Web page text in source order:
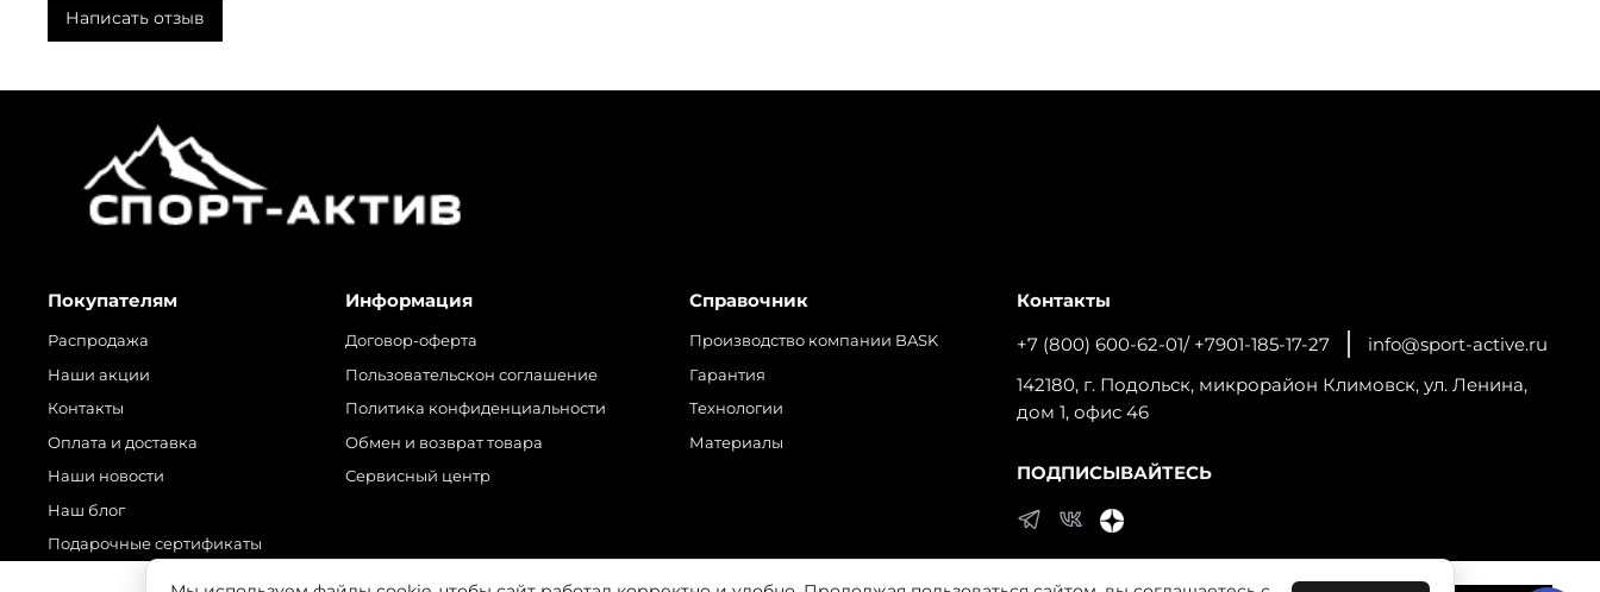
Написать отзыв
Покупателям
Распродажа
Наши акции
Контакты
Оплата и доставка
Наши новости
Наш блог
Подарочные сертификаты
Информация
Договор-оферта
Пользовательскон соглашение
Политика конфиденциальности
Обмен и возврат товара
Сервисный центр
Справочник
Производство компании BASK
Гарантия
Технологии
Материалы
Контакты
+7 (800) 600-62-01/ +7901-185-17-27
info@sport-active.ru
142180, г. Подольск, микрорайон Климовск, ул. Ленина,
дом 1, офис 46
ПОДПИСЫВАЙТЕСЬ